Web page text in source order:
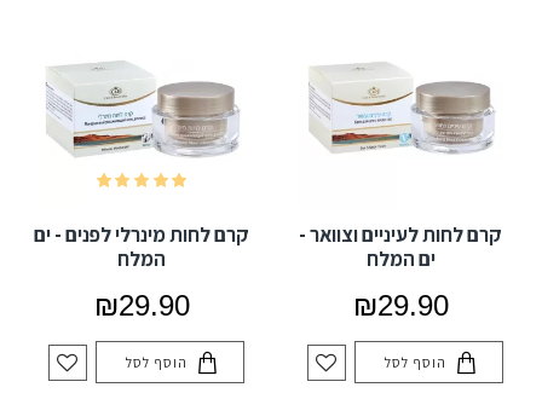
קרם לחות לעיניים וצוואר -
ים המלח
₪29.90
הוסף לסל
קרם לחות מינרלי לפנים - ים
המלח
₪29.90
הוסף לסל